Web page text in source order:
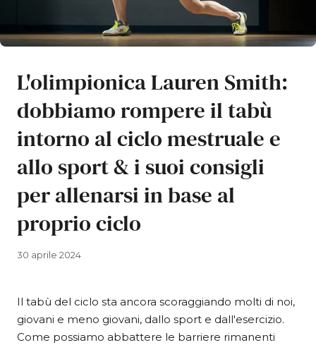
L'olimpionica Lauren Smith:
dobbiamo rompere il tabù
intorno al ciclo mestruale e
allo sport & i suoi consigli
per allenarsi in base al
proprio ciclo
30 aprile 2024
Il tabù del ciclo sta ancora scoraggiando molti di noi,
giovani e meno giovani, dallo sport e dall'esercizio.
Come possiamo abbattere le barriere rimanenti